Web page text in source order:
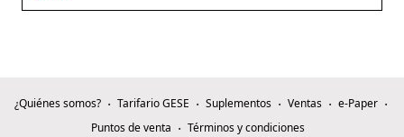
¿Quiénes somos? Tarifario GESE Suplementos Ventas
e-Paper
Puntos de venta
Términos y condiciones